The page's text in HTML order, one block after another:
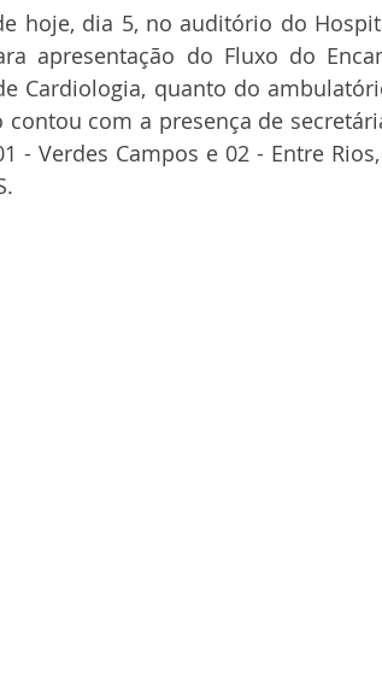
hoje, dia 5, no auditório do
apresentação do Fluxo do
Cardiologia, quanto do
contou com a presença de
- Verdes Campos e 02 - Entre